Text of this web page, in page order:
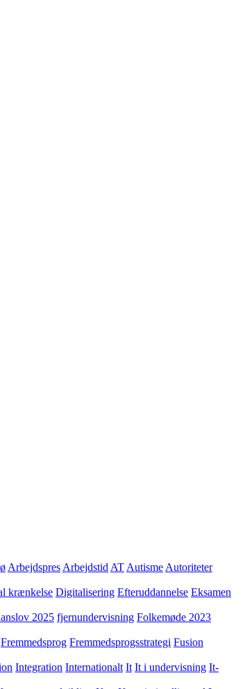
Arbejdspres Arbejdstid AT Autisme Autoriteter
krænkelse Digitalisering Efteruddannelse Eksamen
2025 fjernundervisning Folkemøde 2023
Fremmedsprog Fremmedsprogsstrategi Fusion
Integration Internationalt It It i undervisning It-